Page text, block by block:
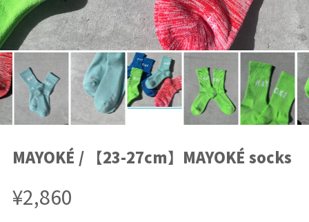
MAYOKÉ / 【23-27cm】MAYOKÉ socks
¥2,860